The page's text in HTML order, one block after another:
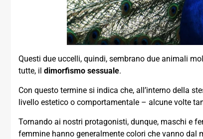
Questi due uccelli, quindi, sembrano due animali
tutte, il dimorfismo sessuale.
Con questo termine si indica che, all’interno della
livello estetico o comportamentale – alcune volte
Tornando ai nostri protagonisti, dunque, maschi e
femmine hanno generalmente colori che vanno dal